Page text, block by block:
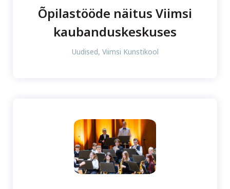
Õpilastööde näitus Viimsi
kaubanduskeskuses
Uudised, Viimsi Kunstikool